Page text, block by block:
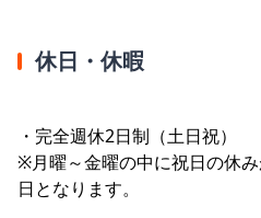
休日・休暇
・完全週休2日制（土日祝）
※月曜～金曜の中に祝日の休
日となります。